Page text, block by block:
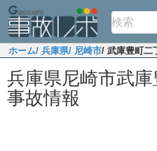
ホーム/ 兵庫県/ 尼崎市/ 武庫豊町二
兵庫県尼崎市武
事故情報